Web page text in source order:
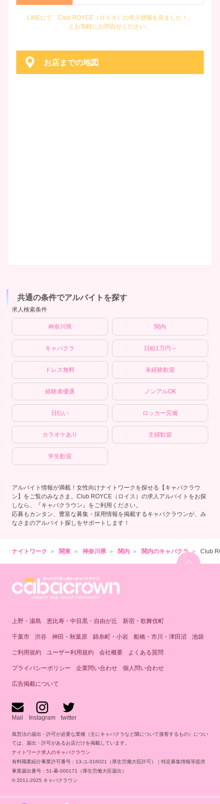
LINEにて「Club ROYCE（ロイス）の求人情報を見ました！」
とお気軽にお問合せください。
お店までの地図
共通の条件でアルバイトを探す
求人検索条件
神奈川県 関内
キャバクラ 日給1万円～
ドレス無料 未経験歓迎
経験者優遇 ノンアルOK
日払い ロッカー完備
カラオケあり 主婦歓迎
学生歓迎
アルバイト情報が満載！女性向けナイトワークを探せる【キャバクラウ
ン】をご覧のみなさま。Club ROYCE（ロイス）の求人アルバイトをお探
しなら、『キャバクラウン』をご利用ください。
応募もカンタン、豊富な募集・採用情報を掲載するキャバクラウンが、み
なさまのアルバイト探しをサポートします！
ナイトワーク 関東 神奈川県 関内 関内のキャバクラ Club
上野・湯島 恵比寿・中目黒・自由が丘 新宿・歌舞伎町
千葉市 渋谷 神田・秋葉原 錦糸町・小岩 船橋・市川・津田沼 池袋
ご利用規約 ユーザー利用規約 会社概要 よくある質問
プライバシーポリシー 企業問い合わせ 個人問い合わせ
広告掲載について
Mail Instagram twitter
風営法の届出・許可が必要な業種（主にキャバクラなど隣について接客するもの）につい
ては、届出・許可があるお店だけを掲載しています。
ナイトワーク求人のキャバクラウン
有料職業紹介事業許可番号：13-ユ-316021（厚生労働大臣許可）｜特定募集情報等提供
事業届出番号：51-募-000171（厚生労働大臣届出）
© 2011-2025 キャバクラウン